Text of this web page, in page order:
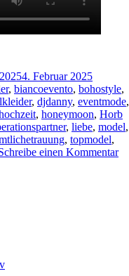
4. Februar 2025
, biancoevento, bohostyle,
, djdanny, eventmode,
, honeymoon, Horb
, liebe, model,
, topmodel,
einen Kommentarzu